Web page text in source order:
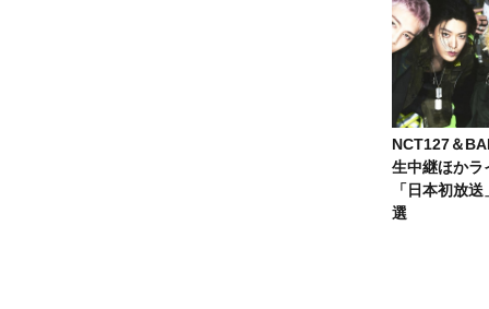
NCT127＆
生中継ほかラ
「日本初放
選